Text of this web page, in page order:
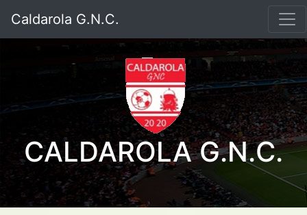
Caldarola G.N.C.
CALDAROLA G.N.C.